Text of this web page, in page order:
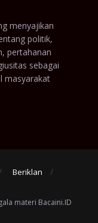
menyajikan
politik,
pertahanan
sebagai
masyarakat
Beriklan
materi Bacaini.ID